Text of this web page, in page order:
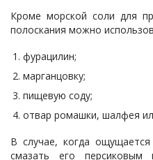
Кроме морской соли для
полоскания можно
фурацилин;
марганцовку;
пищевую соду;
отвар ромашки, шалфея
В случае, когда
смазать его